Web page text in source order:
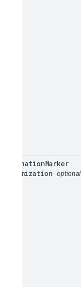
destinationMarker
Customization optional